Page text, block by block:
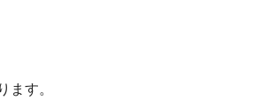
す。